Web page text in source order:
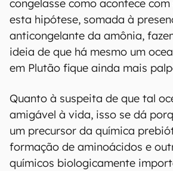
congelasse como acontece com
esta hipótese, somada à
anticongelante da amônia,
ideia de que há mesmo um
em Plutão fique ainda mais
Quanto à suspeita de que tal
amigável à vida, isso se dá
um precursor da química
formação de aminoácidos e
químicos biologicamente